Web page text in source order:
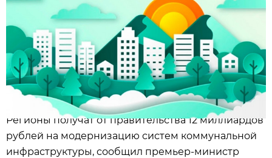
Регионы получат от правительства 12 миллиардов
рублей на модернизацию систем коммунальной
инфраструктуры, сообщил премьер-министр